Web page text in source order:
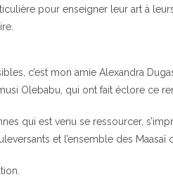
pour enseigner leur art à
c’est mon amie Alexandra
Olebabu, qui ont fait éclore ce
qui est venu se ressourcer,
et l’ensemble des